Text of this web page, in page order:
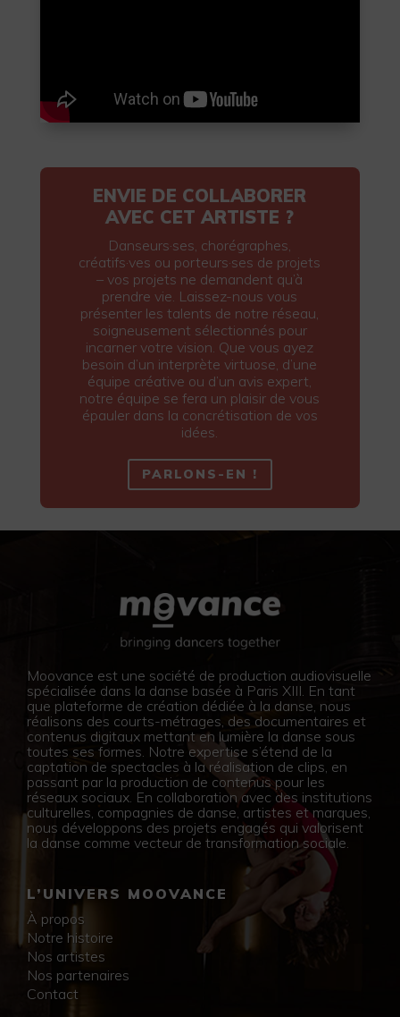
ENVIE DE COLLABORER
AVEC CET ARTISTE ?
Danseurs·ses, chorégraphes,
créatifs·ves ou porteurs·ses de projets
– vos projets ne demandent qu’à
prendre vie. Laissez-nous vous
présenter les talents de notre réseau,
soigneusement sélectionnés pour
incarner votre vision. Que vous ayez
besoin d’un interprète virtuose, d’une
équipe créative ou d’un avis expert,
notre équipe se fera un plaisir de vous
épauler dans la concrétisation de vos
idées.
PARLONS-EN !
Moovance est une société de production audiovisuelle
spécialisée dans la danse basée à Paris XIII. En tant
que plateforme de création dédiée à la danse, nous
réalisons des courts-métrages, des documentaires et
contenus digitaux mettant en lumière la danse sous
toutes ses formes. Notre expertise s’étend de la
captation de spectacles à la réalisation de clips, en
passant par la production de contenus pour les
réseaux sociaux. En collaboration avec des institutions
culturelles, compagnies de danse, artistes et marques,
nous développons des projets engagés qui valorisent
la danse comme vecteur de transformation sociale.
L’UNIVERS MOOVANCE
À propos
Notre histoire
Nos artistes
Nos partenaires
Contact